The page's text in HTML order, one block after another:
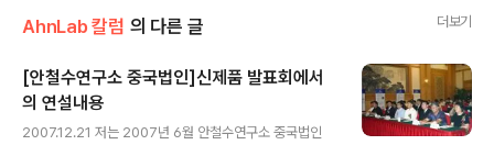
AhnLab 칼럼 의 다른 글 더보기
[안철수연구소 중국법인]신제품 발표회에서
의 연설내용
2007.12.21 저는 2007년 6월 안철수연구소 중국법인